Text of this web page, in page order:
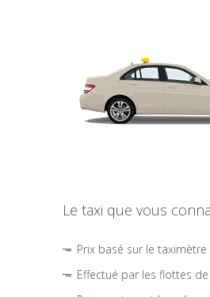
Le taxi que vous
Prix basé sur le taximètre
Effectué par les flottes